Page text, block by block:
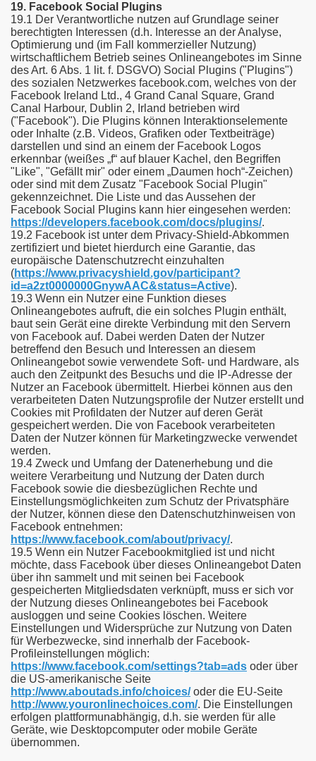
19. Facebook Social Plugins
19.1 Der Verantwortliche nutzen auf Grundlage seiner
berechtigten Interessen (d.h. Interesse an der Analyse,
Optimierung und (im Fall kommerzieller Nutzung)
wirtschaftlichem Betrieb seines Onlineangebotes im Sinne
des Art. 6 Abs. 1 lit. f. DSGVO) Social Plugins ("Plugins")
des sozialen Netzwerkes facebook.com, welches von der
Facebook Ireland Ltd., 4 Grand Canal Square, Grand
Canal Harbour, Dublin 2, Irland betrieben wird
("Facebook"). Die Plugins können Interaktionselemente
oder Inhalte (z.B. Videos, Grafiken oder Textbeiträge)
darstellen und sind an einem der Facebook Logos
erkennbar (weißes „f“ auf blauer Kachel, den Begriffen
"Like", "Gefällt mir" oder einem „Daumen hoch“-Zeichen)
oder sind mit dem Zusatz "Facebook Social Plugin"
gekennzeichnet. Die Liste und das Aussehen der
Facebook Social Plugins kann hier eingesehen werden:
https://developers.facebook.com/docs/plugins/.
19.2 Facebook ist unter dem Privacy-Shield-Abkommen
zertifiziert und bietet hierdurch eine Garantie, das
europäische Datenschutzrecht einzuhalten
(https://www.privacyshield.gov/participant?
id=a2zt0000000GnywAAC&status=Active).
19.3 Wenn ein Nutzer eine Funktion dieses
Onlineangebotes aufruft, die ein solches Plugin enthält,
baut sein Gerät eine direkte Verbindung mit den Servern
von Facebook auf. Dabei werden Daten der Nutzer
betreffend den Besuch und Interessen an diesem
Onlineangebot sowie verwendete Soft- und Hardware, als
auch den Zeitpunkt des Besuchs und die IP-Adresse der
Nutzer an Facebook übermittelt. Hierbei können aus den
verarbeiteten Daten Nutzungsprofile der Nutzer erstellt und
Cookies mit Profildaten der Nutzer auf deren Gerät
gespeichert werden. Die von Facebook verarbeiteten
Daten der Nutzer können für Marketingzwecke verwendet
werden.
19.4 Zweck und Umfang der Datenerhebung und die
weitere Verarbeitung und Nutzung der Daten durch
Facebook sowie die diesbezüglichen Rechte und
Einstellungsmöglichkeiten zum Schutz der Privatsphäre
der Nutzer, können diese den Datenschutzhinweisen von
Facebook entnehmen:
https://www.facebook.com/about/privacy/.
19.5 Wenn ein Nutzer Facebookmitglied ist und nicht
möchte, dass Facebook über dieses Onlineangebot Daten
über ihn sammelt und mit seinen bei Facebook
gespeicherten Mitgliedsdaten verknüpft, muss er sich vor
der Nutzung dieses Onlineangebotes bei Facebook
ausloggen und seine Cookies löschen. Weitere
Einstellungen und Widersprüche zur Nutzung von Daten
für Werbezwecke, sind innerhalb der Facebook-
Profileinstellungen möglich:
https://www.facebook.com/settings?tab=ads oder über
die US-amerikanische Seite
http://www.aboutads.info/choices/oder die EU-Seite
http://www.youronlinechoices.com/. Die Einstellungen
erfolgen plattformunabhängig, d.h. sie werden für alle
Geräte, wie Desktopcomputer oder mobile Geräte
übernommen.